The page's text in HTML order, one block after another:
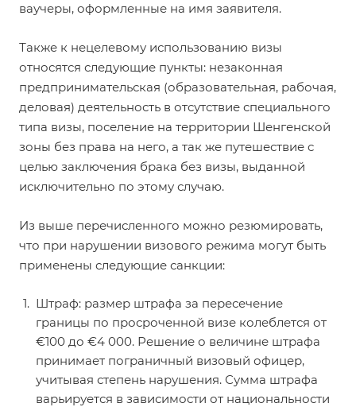
ваучеры, оформленные на имя заявителя.
Также к нецелевому использованию визы
относятся следующие пункты: незаконная
предпринимательская (образовательная, рабочая,
деловая) деятельность в отсутствие специального
типа визы, поселение на территории Шенгенской
зоны без права на него, а так же путешествие с
целью заключения брака без визы, выданной
исключительно по этому случаю.
Из выше перечисленного можно резюмировать,
что при нарушении визового режима могут быть
применены следующие санкции:
Штраф: размер штрафа за пересечение
границы по просроченной визе колеблется от
€100 до €4 000. Решение о величине штрафа
принимает пограничный визовый офицер,
учитывая степень нарушения. Сумма штрафа
варьируется в зависимости от национальности